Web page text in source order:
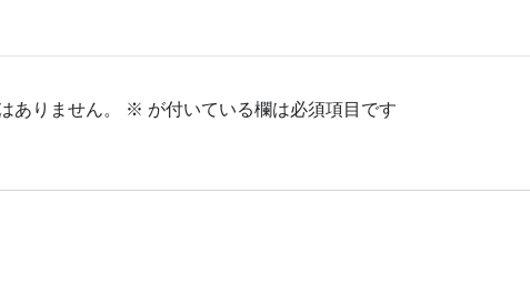
ありません。 ※ が付いている欄は必須項目です